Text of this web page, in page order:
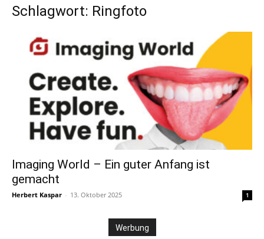
Schlagwort: Ringfoto
Imaging World – Ein guter Anfang ist
gemacht
Herbert Kaspar - 13. Oktober 2025 1
Werbung